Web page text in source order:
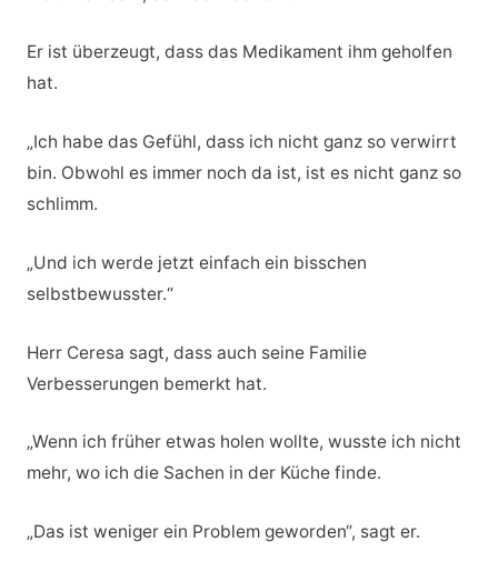
Er ist überzeugt, dass das Medikament ihm geholfen
hat.
„Ich habe das Gefühl, dass ich nicht ganz so verwirrt
bin. Obwohl es immer noch da ist, ist es nicht ganz so
schlimm.
„Und ich werde jetzt einfach ein bisschen
selbstbewusster.“
Herr Ceresa sagt, dass auch seine Familie
Verbesserungen bemerkt hat.
„Wenn ich früher etwas holen wollte, wusste ich nicht
mehr, wo ich die Sachen in der Küche finde.
„Das ist weniger ein Problem geworden“, sagt er.